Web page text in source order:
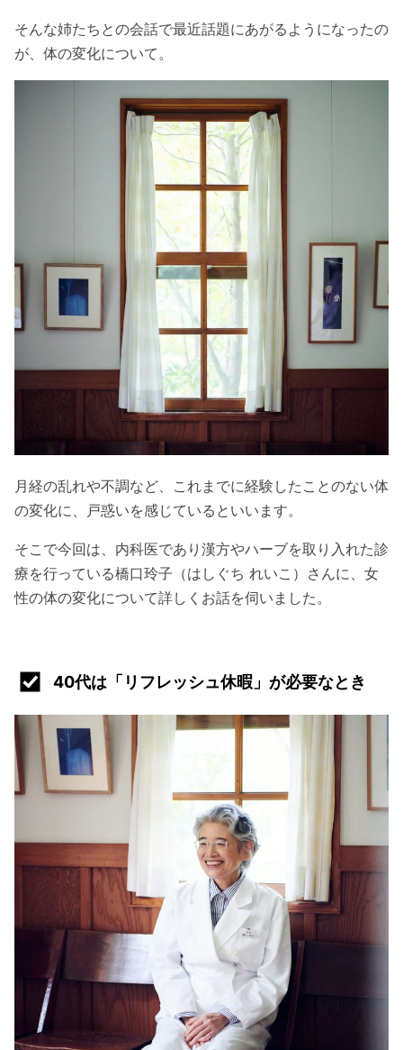
そんな姉たちとの会話で最近話題にあがるようになったの
が、体の変化について。
月経の乱れや不調など、これまでに経験したことのない体
の変化に、戸惑いを感じているといいます。
そこで今回は、内科医であり漢方やハーブを取り入れた診
療を行っている橋口玲子（はしぐち れいこ）さんに、女
性の体の変化について詳しくお話を伺いました。
40代は「リフレッシュ休暇」が必要なとき